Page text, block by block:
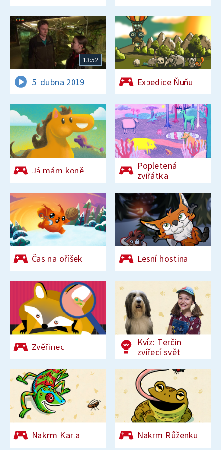
13:52
5. dubna 2019 Expedice Ňuňu
Já mám koně
Popletená
zvířátka
Čas na oříšek Lesní hostina
Zvěřinec
Kvíz: Terčin
zvířecí svět
Nakrm Karla Nakrm Růženku